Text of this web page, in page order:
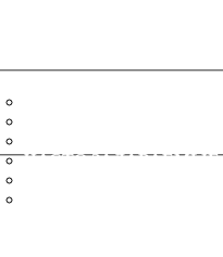
ЧАСТО